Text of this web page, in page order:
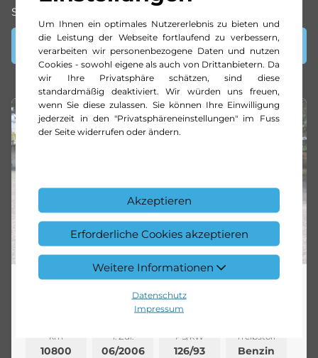
Um Ihnen ein optimales Nutzererlebnis zu bieten und
die Leistung der Webseite fortlaufend zu verbessern,
verarbeiten wir personenbezogene Daten und nutzen
Cookies - sowohl eigene als auch von Drittanbietern. Da
wir Ihre Privatsphäre schätzen, sind diese
standardmäßig deaktiviert. Wir würden uns freuen,
wenn Sie diese zulassen. Sie können Ihre Einwilligung
jederzeit in den "Privatsphäreneinstellungen" im Fuss
der Seite widerrufen oder ändern.
Akzeptieren
Erforderliche Cookies akzeptieren
Weitere Informationen
Datenschutz
Impressum
Filter anzeigen
70 th. Anniversary
km
10800
1. Zul.
06/2006
PS/kW
126/93
Treibstoff
Benzin